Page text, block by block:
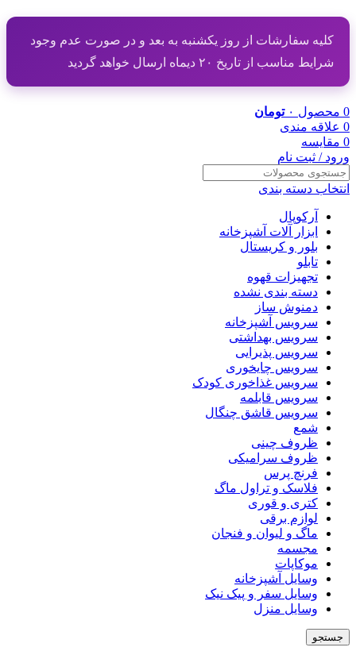
کلیه سفارشات از روز یکشنبه به بعد و در صورت عدم وجود
شرایط مناسب از تاریخ ۲۰ دیماه ارسال خواهد گردید
0 محصول ۰ تومان
0 علاقه مندی
0 مقایسه
ورود / ثبت نام
انتخاب دسته بندی
آرکوپال
ابزار آلات آشپزخانه
بلور و کریستال
تابلو
تجهیزات قهوه
دسته بندی نشده
دمنوش ساز
سرویس آشپزخانه
سرویس بهداشتی
سرویس پذیرایی
سرویس چایخوری
سرویس غذاخوری کودک
سرویس قابلمه
سرویس قاشق چنگال
شمع
ظروف چینی
ظروف سرامیکی
فرنچ پرس
فلاسک و تراول ماگ
کتری و قوری
لوازم برقی
ماگ و لیوان و فنجان
مجسمه
موکاپات
وسایل آشپزخانه
وسایل سفر و پیک نیک
وسایل منزل
جستجو